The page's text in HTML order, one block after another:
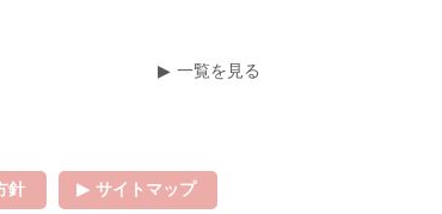
一覧を見る
針 サイトマップ